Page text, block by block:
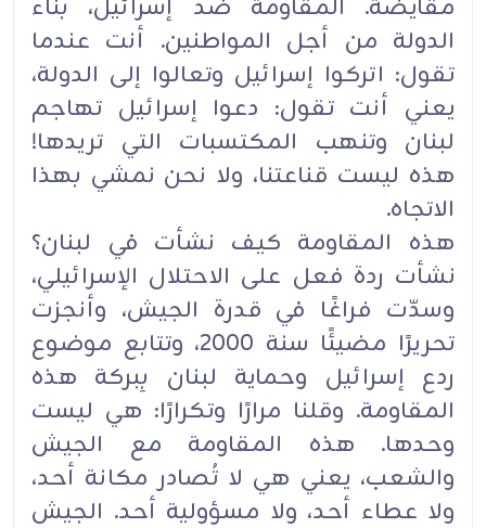
مقايضة. المقاومة ضد إسرائيل، بناء
الدولة من أجل المواطنين. ‏أنت عندما
تقول: اتركوا إسرائيل وتعالوا إلى الدولة،
يعني أنت تقول: دعوا إسرائيل تهاجم
لبنان وتنهب ‏المكتسبات التي تريدها!
هذه ليست قناعتنا، ولا نحن نمشي بهذا
الاتجاه.‏
هذه المقاومة كيف نشأت في لبنان؟
نشأت ردة فعل على الاحتلال الإسرائيلي،
وسدّت فراغًا في قدرة ‏الجيش، وأنجزت
تحريرًا مضيئًا سنة 2000، وتتابع موضوع
ردع إسرائيل وحماية لبنان بِبركة هذه
‏المقاومة. وقلنا مرارًا وتكرارًا: هي ليست
وحدها. هذه المقاومة مع الجيش
والشعب، يعني هي لا تُصادر ‏مكانة أحد،
ولا عطاء أحد، ولا مسؤولية أحد. الجيش